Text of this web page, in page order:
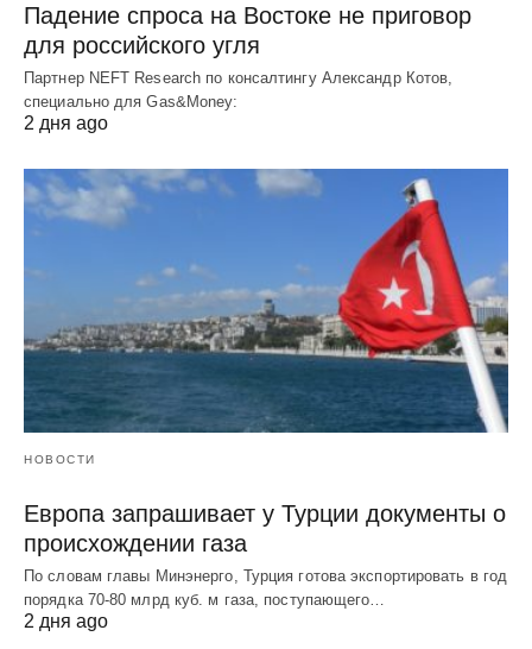
Падение спроса на Востоке не приговор
для российского угля
Партнер NEFT Research по консалтингу Александр Котов,
специально для Gas&Money:
2 дня ago
НОВОСТИ
Европа запрашивает у Турции документы о
происхождении газа
По словам главы Минэнерго, Турция готова экспортировать в год
порядка 70-80 млрд куб. м газа, поступающего…
2 дня ago